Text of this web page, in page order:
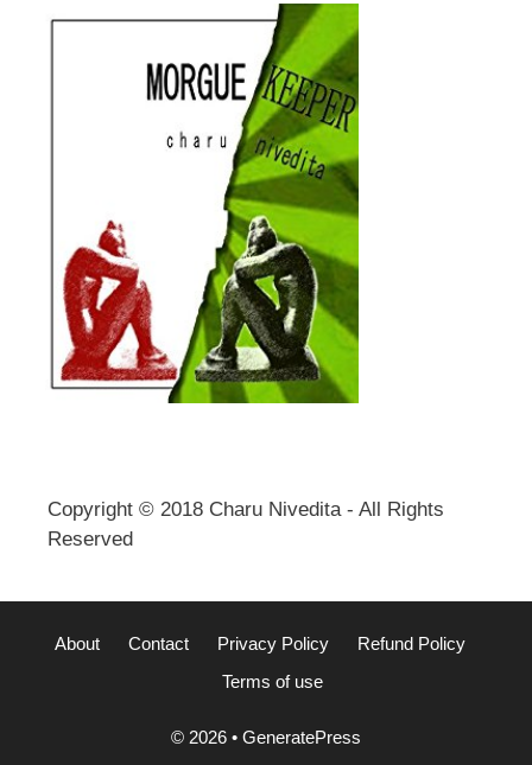
Copyright © 2018 Charu Nivedita - All Rights
Reserved
About Contact Privacy Policy
Refund Policy
Terms of use
© 2026 • GeneratePress